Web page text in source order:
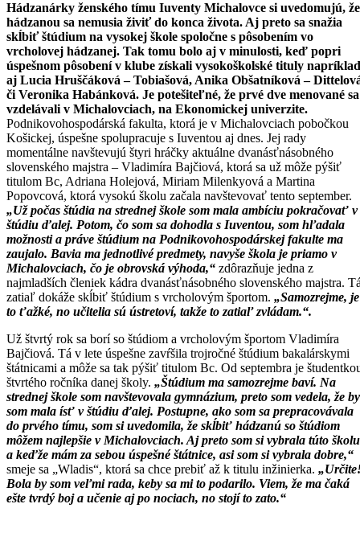
Hádzanárky ženského tímu Iuventy Michalovce si uvedomujú, že
hádzanou sa nemusia živiť do konca života. Aj preto sa snažia
skĺbiť štúdium na vysokej škole spoločne s pôsobením vo
vrcholovej hádzanej. Tak tomu bolo aj v minulosti, keď popri
úspešnom pôsobení v klube získali vysokoškolské tituly napríklad
aj Lucia Hruščáková – Tobiašová, Anika Obšatníková –
či Veronika Habánková. Je potešiteľné, že prvé dve menované sa
vzdelávali v Michalovciach, na Ekonomickej univerzite.
Podnikovohospodárská fakulta, ktorá je v Michalovciach pobočkou
Košickej, úspešne spolupracuje s Iuventou aj dnes. Jej rady
momentálne navštevujú štyri hráčky aktuálne dvanásťnásobného
slovenského majstra – Vladimíra Bajčiová, ktorá sa už môže pýšiť
titulom Bc, Adriana Holejová, Miriam Milenkyová a Martina
Popovcová, ktorá vysokú školu začala navštevovať tento september.
„Už počas štúdia na strednej škole som mala ambíciu pokračovať v
štúdiu ďalej. Potom, čo som sa dohodla s Iuventou, som hľadala
možnosti a práve štúdium na Podnikovohospodárskej fakulte ma
zaujalo. Bavia ma jednotlivé predmety, navyše škola je priamo v
Michalovciach, čo je obrovská výhoda,“ zdôrazňuje jedna z
najmladších členiek kádra dvanásťnásobného slovenského majstra.
zatiaľ dokáže skĺbiť štúdium s vrcholovým športom. „Samozrejme, je
to ťažké, no učitelia sú ústretoví, takže to zatiaľ zvládam.“.
Už štvrtý rok sa borí so štúdiom a vrcholovým športom Vladimíra
Bajčiová. Tá v lete úspešne zavŕšila trojročné štúdium bakalárskymi
štátnicami a môže sa tak pýšiť titulom Bc. Od septembra je
štvrtého ročníka danej školy. „Štúdium ma samozrejme baví. Na
strednej škole som navštevovala gymnázium, preto som vedela, že by
som mala ísť v štúdiu ďalej. Postupne, ako som sa prepracovávala
do prvého tímu, som si uvedomila, že skĺbiť hádzanú so štúdiom
môžem najlepšie v Michalovciach. Aj preto som si vybrala túto školu
a keďže mám za sebou úspešné štátnice, asi som si vybrala dobre,“
smeje sa „Wladis“, ktorá sa chce prebiť až k titulu inžinierka.
Bola by som veľmi rada, keby sa mi to podarilo. Viem, že ma čaká
ešte tvrdý boj a učenie aj po nociach, no stojí to zato.“